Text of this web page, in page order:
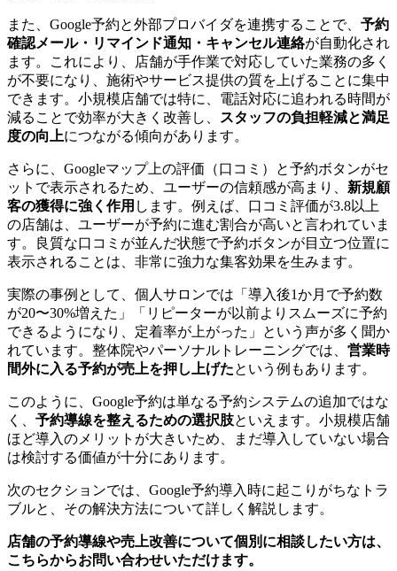
また、Google予約と外部プロバイダを連携することで、 予約
確認メール・リマインド通知・キャンセル連絡が自動化され
ます。これにより、店舗が手作業で対応していた業務の多く
が不要になり、施術やサービス提供の質を上げることに集中
できます。小規模店舗では特に、電話対応に追われる時間が
減ることで効率が大きく改善し、
スタッフの負担軽減と満足
度の向上につながる傾向があります。
さらに、Googleマップ上の評価（口コミ）と予約ボタンがセ
ットで表示されるため、ユーザーの信頼感が高まり、 新規顧
客の獲得に強く作用 します。例えば、口コミ評価が3.8以上
の店舗は、ユーザーが予約に進む割合が高いと言われていま
す。良質な口コミが並んだ状態で予約ボタンが目立つ位置に
表示されることは、非常に強力な集客効果を生みます。
実際の事例として、個人サロンでは「導入後1か月で予約数
が20〜30%増えた」「リピーターが以前よりスムーズに予約
できるようになり、定着率が上がった」という声が多く聞か
れています。整体院やパーソナルトレーニングでは、 営業時
間外に入る予約が売上を押し上げたという例もあります。
このように、Google予約は単なる予約システムの追加ではな
く、 予約導線を整えるための選択肢といえます。小規模店舗
ほど導入のメリットが大きいため、まだ導入していない場合
は検討する価値が十分にあります。
次のセクションでは、Google予約導入時に起こりがちなトラ
ブルと、その解決方法について詳しく解説します。
店舗の予約導線や売上改善について個別に相談したい方は、
こちらからお問い合わせいただけます。